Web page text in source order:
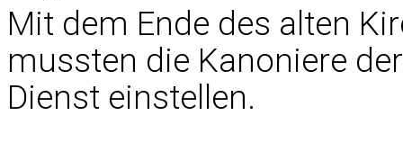
Mit dem Ende des alten
mussten die Kanoniere
Dienst einstellen.